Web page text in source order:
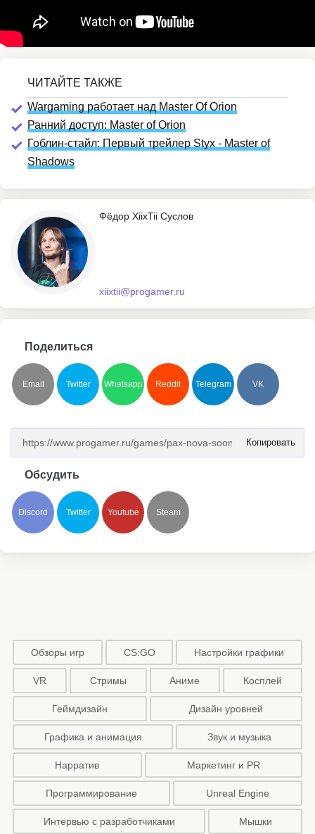
Wargaming работает над Master Of Orion
Ранний доступ: Master of Orion
Гоблин-стайл: Первый трейлер Styx - Master of
Shadows
Фёдор XiixTii Суслов
xiixtii@progamer.ru
Поделиться
Email Twitter Whatsapp Reddit Telegram VK
Копировать
Обсудить
Discord Twitter Youtube Steam
Обзоры игр CS:GO Настройки графики
VR Стримы Аниме Косплей
Геймдизайн Дизайн уровней
Графика и анимация Звук и музыка
Нарратив Маркетинг и PR
Программирование Unreal Engine
Интервью с разработчиками Мышки